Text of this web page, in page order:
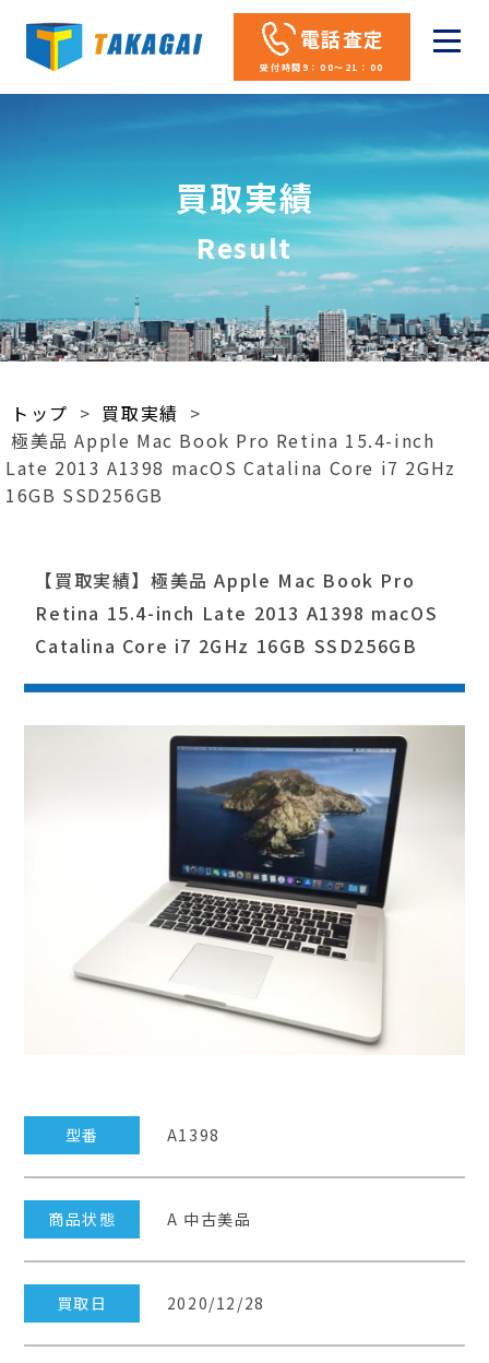
電話査定
受付時間9：00～21：00
買取実績
Result
トップ > 買取実績 >
極美品 Apple Mac Book Pro Retina 15.4-inch
Late 2013 A1398 macOS Catalina Core i7 2GHz
16GB SSD256GB
【買取実績】極美品 Apple Mac Book Pro
Retina 15.4-inch Late 2013 A1398 macOS
Catalina Core i7 2GHz 16GB SSD256GB
型番 A1398
商品状態 A 中古美品
買取日 2020/12/28